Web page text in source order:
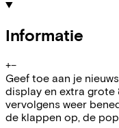
Informatie
+−
Geef toe aan je
display en extra grote
vervolgens weer
de klappen op, de